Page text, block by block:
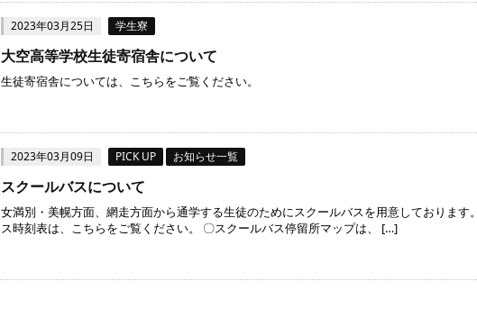
2023年03月25日 学生寮
大空高等学校生徒寄宿舎について
生徒寄宿舎については、こちらをご覧ください。
2023年03月09日 PICK UP お知らせ一覧
スクールバスについて
女満別・美幌方面、網走方面から通学する生徒のためにスクールバスを用意しておりま
ス時刻表は、こちらをご覧ください。 〇スクールバス停留所マップは、 […]